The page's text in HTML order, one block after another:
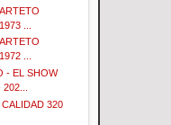
...
...
- EL SHOW
CALIDAD 320